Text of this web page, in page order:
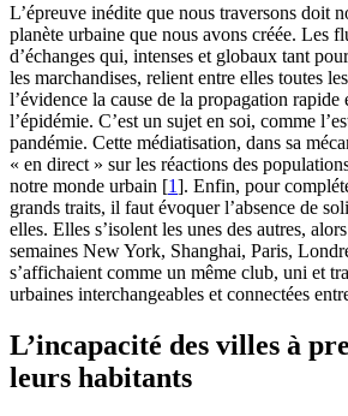
L’épreuve inédite que nous traversons doit
planète urbaine que nous avons créée. Les
d’échanges qui, intenses et globaux tant
les marchandises, relient entre elles toutes
l’évidence la cause de la propagation rapide
l’épidémie. C’est un sujet en soi, comme
pandémie. Cette médiatisation, dans sa
« en direct » sur les réactions des
notre monde urbain [1]. Enfin, pour
grands traits, il faut évoquer l’absence de
elles. Elles s’isolent les unes des autres,
semaines New York, Shanghai, Paris,
s’affichaient comme un même club, uni et
urbaines interchangeables et connectées
L’incapacité des villes à
leurs habitants